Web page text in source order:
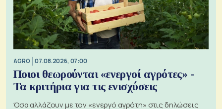
AGRO 07.08.2026, 07:00
Ποιοι θεωρούνται «ενεργοί αγρότες» -
Τα κριτήρια για τις ενισχύσεις
Όσα αλλάζουν με τον «ενεργό αγρότη» στις δηλώσεις